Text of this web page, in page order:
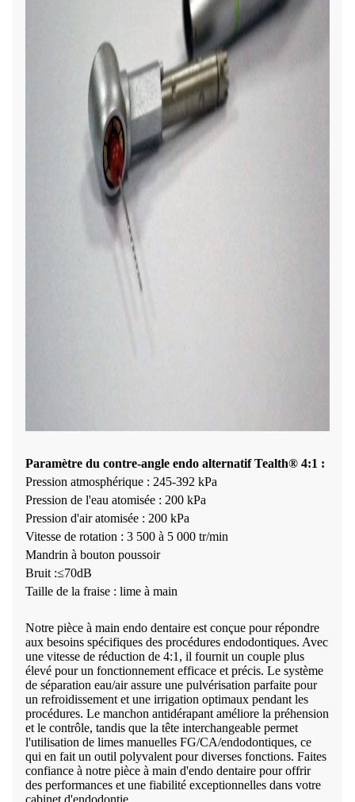
Paramètre du contre-angle endo alternatif Tealth® 4:1 :
Pression atmosphérique : 245-392 kPa
Pression de l'eau atomisée : 200 kPa
Pression d'air atomisée : 200 kPa
Vitesse de rotation : 3 500 à 5 000 tr/min
Mandrin à bouton poussoir
Bruit :≤70dB
Taille de la fraise : lime à main
Notre pièce à main endo dentaire est conçue pour répondre
aux besoins spécifiques des procédures endodontiques. Avec
une vitesse de réduction de 4:1, il fournit un couple plus
élevé pour un fonctionnement efficace et précis. Le système
de séparation eau/air assure une pulvérisation parfaite pour
un refroidissement et une irrigation optimaux pendant les
procédures. Le manchon antidérapant améliore la préhension
et le contrôle, tandis que la tête interchangeable permet
l'utilisation de limes manuelles FG/CA/endodontiques, ce
qui en fait un outil polyvalent pour diverses fonctions. Faites
confiance à notre pièce à main d'endo dentaire pour offrir
des performances et une fiabilité exceptionnelles dans votre
cabinet d'endodontie.